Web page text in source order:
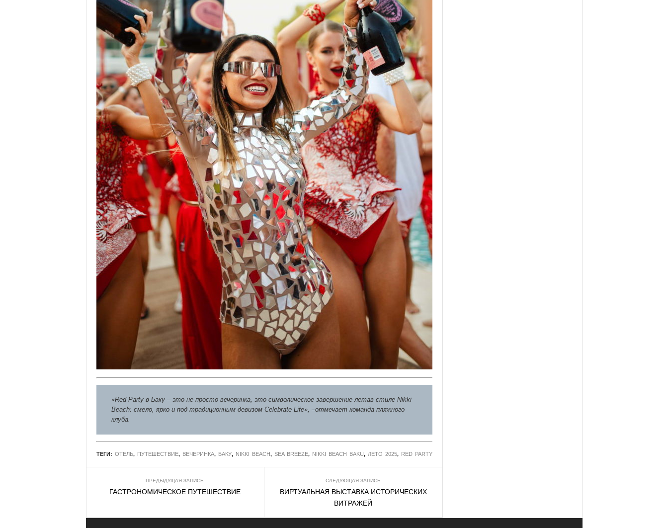
«Red Party в Баку – это не просто вечеринка, это символическое завершение летав стиле Nikki
Beach: смело, ярко и под традиционным девизом Celebrate Life», –отмечает команда пляжного
клуба.
ТЕГИ: ОТЕЛЬ, ПУТЕШЕСТВИЕ, ВЕЧЕРИНКА, БАКУ, NIKKI BEACH, SEA BREEZE, NIKKI BEACH BAKU, ЛЕТО 2025, RED PARTY
ПРЕДЫДУЩАЯ ЗАПИСЬ
ГАСТРОНОМИЧЕСКОЕ ПУТЕШЕСТВИЕ
СЛЕДУЮЩАЯ ЗАПИСЬ
ВИРТУАЛЬНАЯ ВЫСТАВКА ИСТОРИЧЕСКИХ
ВИТРАЖЕЙ